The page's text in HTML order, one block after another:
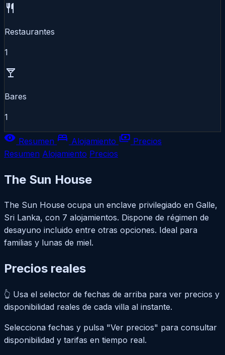
restaurant
Restaurantes
1
local_bar
Bares
1
visibility Resumen bed Alojamiento payments Precios
Resumen Alojamiento Precios
The Sun House
The Sun House ocupa un enclave privilegiado en Galle,
Sri Lanka, con 7 alojamientos. Dispone de régimen de
desayuno incluido entre otras opciones. Ideal para
familias y lunas de miel.
Precios reales
👆 Usa el selector de fechas de arriba para ver precios y
disponibilidad reales de cada villa al instante.
Selecciona fechas y pulsa "Ver precios" para consultar
disponibilidad y tarifas en tiempo real.